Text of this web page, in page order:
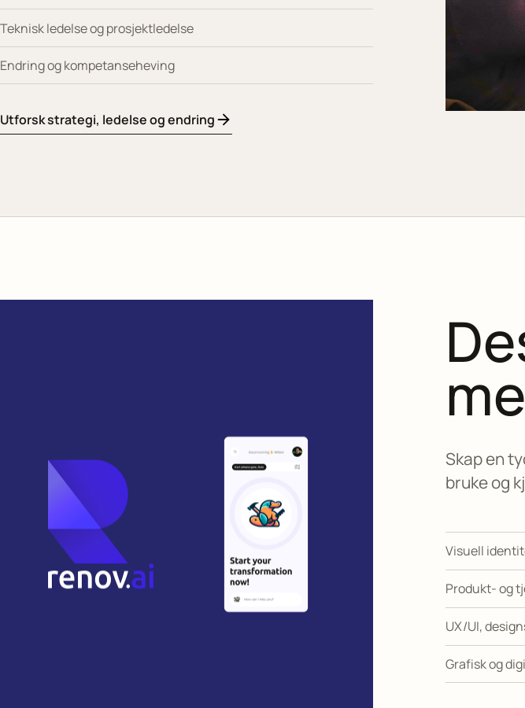
Teknisk ledelse og prosjektledelse
Endring og kompetanseheving
Utforsk strategi, ledelse og endring
Skap en
bruke og
Visuell
Produkt- og
UX/UI,
Grafisk og